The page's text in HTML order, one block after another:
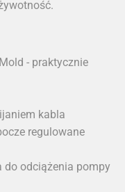
- praktycznie
kabla
regulowane
do odciążenia pompy